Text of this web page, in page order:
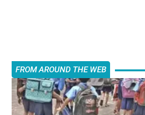
FROM AROUND THE WEB